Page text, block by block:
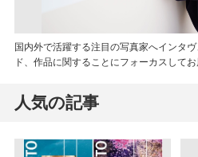
国内外で活躍する注目の写真家へインタ
ド、作品に関することにフォーカスしてお
人気の記事